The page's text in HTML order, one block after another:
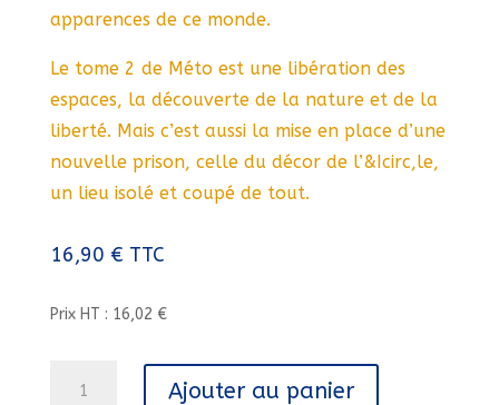
apparences de ce monde.
Le tome 2 de Méto est une libération des
espaces, la découverte de la nature et de la
liberté. Mais c’est aussi la mise en place d’une
nouvelle prison, celle du décor de l’&Icirc,le,
un lieu isolé et coupé de tout.
16,90 € TTC
Prix HT : 16,02 €
Ajouter au panier